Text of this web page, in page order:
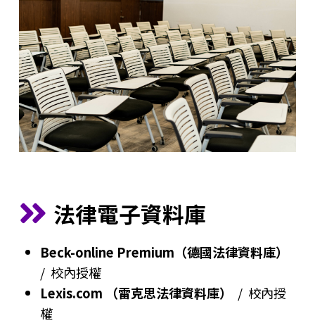
法律電子資料庫
Beck-online Premium（德國法律資料庫）
/ 校內授權
Lexis.com （雷克思法律資料庫）
/ 校內授
權